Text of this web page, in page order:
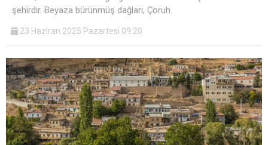
şehirdir. Beyaza bürünmüş dağları, Çoruh
23 Haziran 2025 Pazartesi 09:20